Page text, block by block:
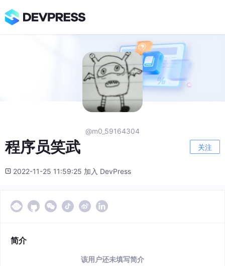
@m0_59164304
程序员笑武 关注
2022-11-25 11:59:25 加入 DevPress
简介
该用户还未填写简介